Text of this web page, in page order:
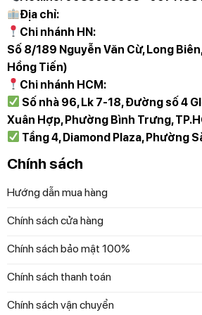
Tích hợp chế độ nấu mở thuận
Xứng đáng là trợ thủ đắc lực trong bếp
độ nấu không áp suất, NỒI CƠM ĐIỆN
MASTERCHEF SILENT CRP-
mở nắp an toàn để thêm các nguyên
các loại hạt, rau củ. Đặc biệt, với gia
chỉ mang đến súp, cháo giàu dinh
bà nội trợ giảm bớt áp lực bếp núc và
Địa chỉ:
Chi nhánh HN:
Số 8/189 Nguyễn Văn Cừ, Long
Hồng Tiến)
Chi nhánh HCM:
Số nhà 96, Lk 7-18, Đường số 4
Xuân Hợp, Phường Bình Trưng,
Tầng 4, Diamond Plaza, Phường
Chính sách
Hướng dẫn mua hàng
Chính sách cửa hàng
Chính sách bảo mật 100%
Chính sách thanh toán
Chính sách vận chuyển